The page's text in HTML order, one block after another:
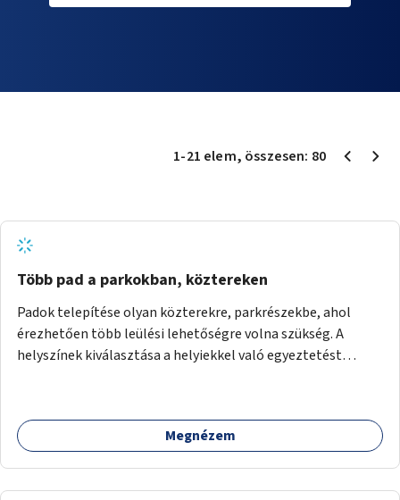
1-21 elem, összesen: 80
Több pad a parkokban, köztereken
Padok telepítése olyan közterekre, parkrészekbe, ahol
érezhetően több leülési lehetőségre volna szükség. A
helyszínek kiválasztása a helyiekkel való egyeztetést
Megnézem